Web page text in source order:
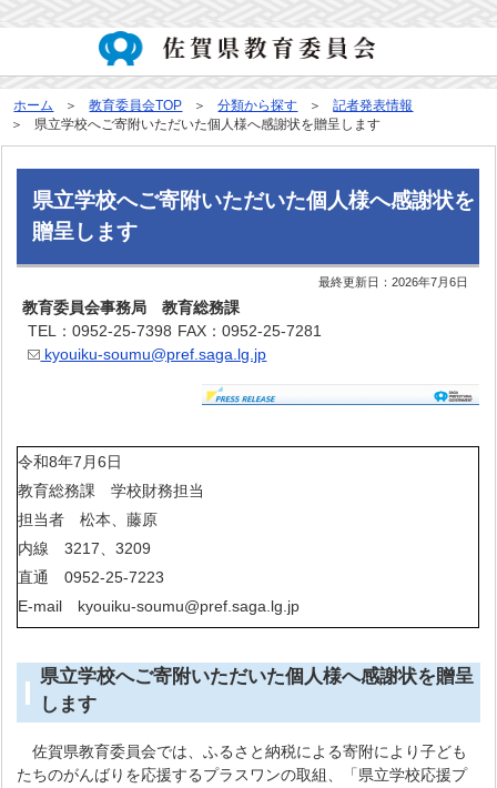
ホーム 教育委員会TOP 分類から探す
記者発表情報
県立学校へご寄附いただいた個人様へ感謝状を贈呈します
県立学校へご寄附いただいた個人様へ感謝状を
贈呈します
最終更新日：2026年7月6日
教育委員会事務局 教育総務課
TEL：0952-25-7398 FAX：0952-25-7281
kyouiku-soumu@pref.saga.lg.jp
令和8年7月6日
教育総務課 学校財務担当
担当者 松本、藤原
内線 3217、3209
直通 0952-25-7223
E-mail kyouiku-soumu@pref.saga.lg.jp
県立学校へご寄附いただいた個人様へ感謝状を贈呈
します
佐賀県教育委員会では、ふるさと納税による寄附により子ども
たちのがんばりを応援するプラスワンの取組、「県立学校応援プ